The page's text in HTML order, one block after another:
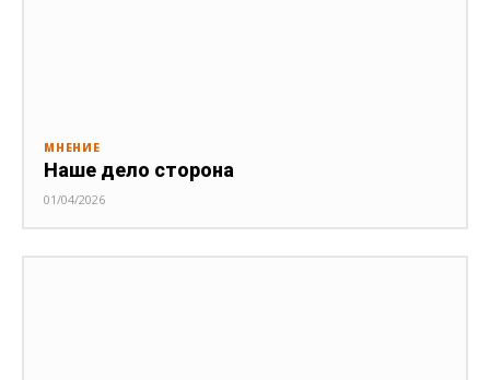
МНЕНИЕ
Наше дело сторона
01/04/2026